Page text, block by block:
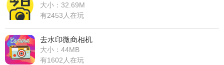
大小：32.69M
有2453人在玩
去水印微商相机
大小：44MB
有1602人在玩